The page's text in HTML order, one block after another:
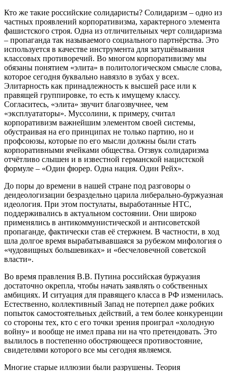
Кто же такие российские солидаристы? Солидаризм – одно из
частных проявлений корпоративизма, характерного элемента
фашистского строя. Одна из отличительных черт солидаризма
– пропаганда так называемого социального партнёрства. Это
используется в качестве инструмента для затушёвывания
классовых противоречий. Во многом корпоративизму мы
обязаны понятием «элита» в политологическом смысле слова,
которое сегодня буквально навязло в зубах у всех.
Элитарность как принадлежность к высшей расе или к
правящей группировке, то есть к имущему классу.
Согласитесь, «элита» звучит благозвучнее, чем
«эксплуататоры». Муссолини, к примеру, считал
корпоративизм важнейшим элементом своей системы,
обустраивая на его принципах не только партию, но и
профсоюзы, которые по его мысли должны были стать
корпоративными ячейками общества. Отзвук солидаризма
отчётливо слышен и в известной германской нацистской
формуле – «Один фюрер. Одна нация. Один Рейх».
До поры до времени в нашей стране под разговоры о
деидеологизации безраздельно царила либерально-буржуазная
идеология. При этом постулаты, выработанные НТС,
поддерживались в актуальном состоянии. Они широко
применялись в антикоммунистической и антисоветской
пропаганде, фактически став её стержнем. В частности, в ход
шла долгое время вырабатывавшаяся за рубежом мифология о
«чудовищных большевиках» и «бесчеловечной советской
власти».
Во время правления В.В. Путина российская буржуазия
достаточно окрепла, чтобы начать заявлять о собственных
амбициях. И ситуация для правящего класса в РФ изменилась.
Естественно, коллективный Запад не потерпел даже робких
попыток самостоятельных действий, а тем более конкуренции
со стороны тех, кто с его точки зрения проиграл «холодную
войну» и вообще не имел права ни на что претендовать. Это
вылилось в постепенно обостряющееся противостояние,
свидетелями которого все мы сегодня являемся.
Многие старые иллюзии были разрушены. Теория